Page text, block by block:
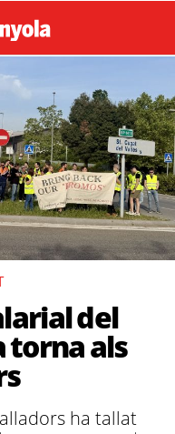
del
torna als
ha tallat